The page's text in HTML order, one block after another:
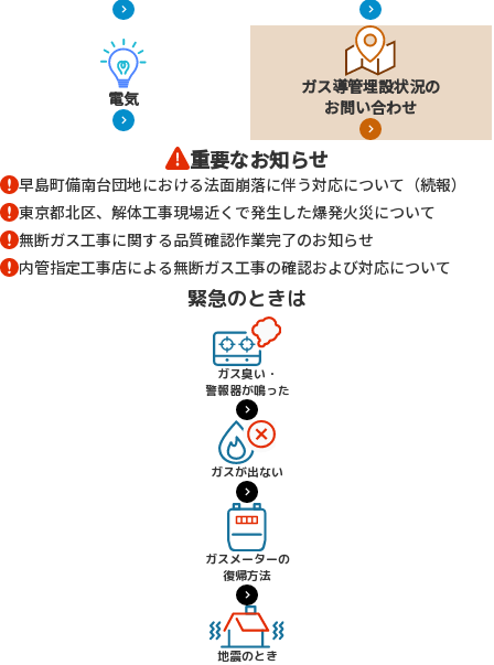
電気
ガス導管埋設状況の
お問い合わせ
重要なお知らせ
早島町備南台団地における法面崩落に伴う対応について（続報）
東京都北区、解体工事現場近くで発生した爆発火災について
無断ガス工事に関する品質確認作業完了のお知らせ
内管指定工事店による無断ガス工事の確認および対応について
緊急のときは
ガス臭い・
警報器が鳴った
ガスが出ない
ガスメーターの
復帰方法
地震のとき